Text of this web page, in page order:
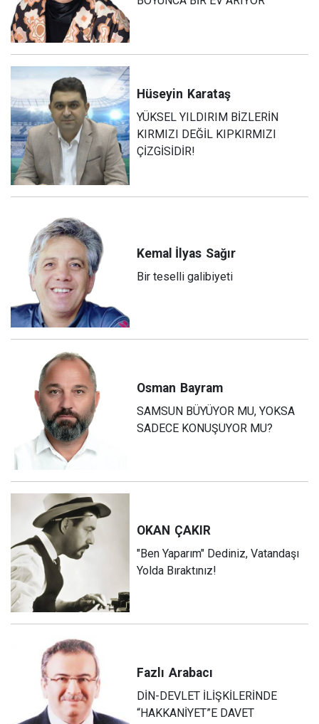
Hüseyin Karataş
YÜKSEL YILDIRIM BİZLERİN
KIRMIZI DEĞİL KIPKIRMIZI
ÇİZGİSİDİR!
Kemal İlyas Sağır
Bir teselli galibiyeti
Osman Bayram
SAMSUN BÜYÜYOR MU, YOKSA
SADECE KONUŞUYOR MU?
OKAN ÇAKIR
"Ben Yaparım" Dediniz, Vatandaşı
Yolda Bıraktınız!
Fazlı Arabacı
DİN-DEVLET İLİŞKİLERİNDE
“HAKKANİYET”E DAVET